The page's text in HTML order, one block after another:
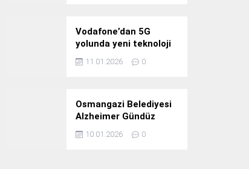
Vodafone’dan 5G
yolunda yeni teknoloji
yatırımı
11.01.2026 0
Osmangazi Belediyesi
Alzheimer Gündüz
Bakım Evi 3. Yılını
Kutladı
10.01.2026 0